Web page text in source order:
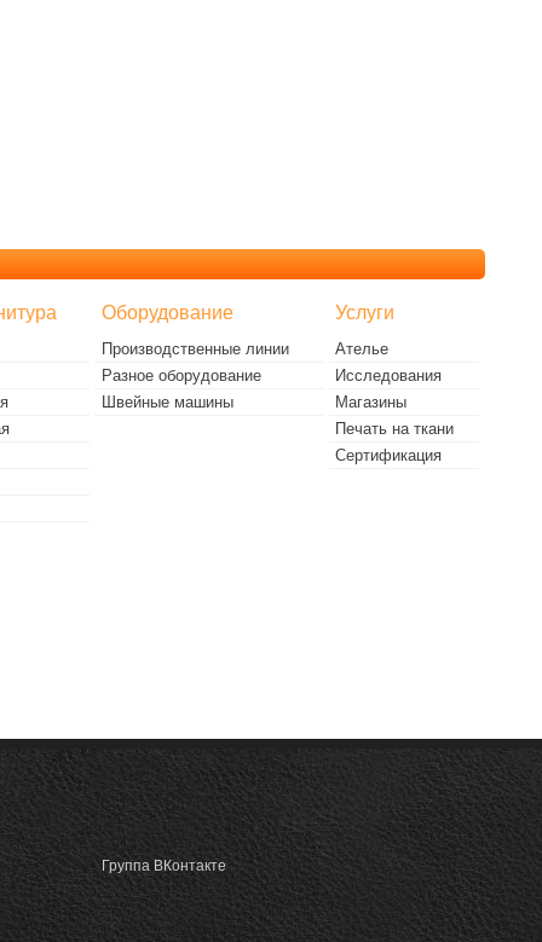
Оборудование
Производственные линии
Разное оборудование
Швейные машины
Услуги
Ателье
Исследования
Магазины
Печать на ткани
Сертификация
Группа ВКонтакте